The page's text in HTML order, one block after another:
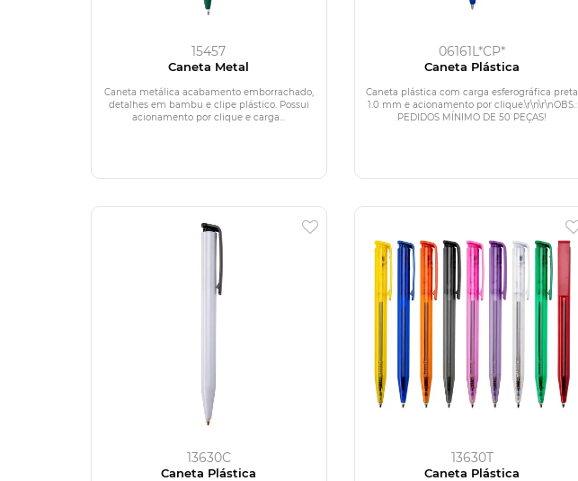
15457
Caneta Metal
Caneta metálica acabamento emborrachado,
detalhes em bambu e clipe plástico. Possui
acionamento por clique e carga...
06161L*CP*
Caneta Plástica
Caneta plástica com carga esferográfica preta
1.0 mm e acionamento por clique.\r\n\r\nOBS.:
PEDIDOS MÍNIMO DE 50 PEÇAS!
13630C
Caneta Plástica
13630T
Caneta Plástica